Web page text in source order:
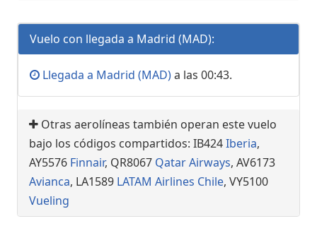
Vuelo con llegada a Madrid (MAD):
Llegada a Madrid (MAD)a las 00:43.
Otras aerolíneas también operan este vuelo
bajo los códigos compartidos: IB424Iberia,
AY5576 Finnair, QR8067 Qatar Airways, AV6173
Avianca, LA1589 LATAM Airlines Chile, VY5100
Vueling